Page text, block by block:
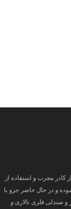
سال 1376 با بهره گیری از کادر مجرب و استفاده از
و در حال حاضر جزو با
و صندلی فلزی تالاری و